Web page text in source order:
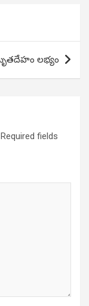
లభ్యం
Required fields